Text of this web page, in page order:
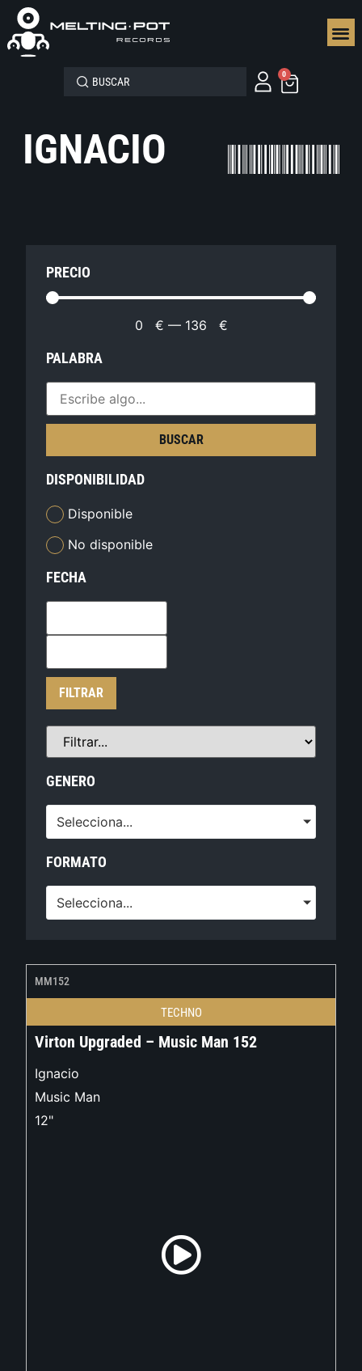
0
IGNACIO
PRECIO
0 € — 136 €
PALABRA
BUSCAR
DISPONIBILIDAD
Disponible
No disponible
FECHA
FILTRAR
GENERO
Selecciona...
FORMATO
Selecciona...
MM152
TECHNO
Virton Upgraded – Music Man 152
Ignacio
Music Man
12"